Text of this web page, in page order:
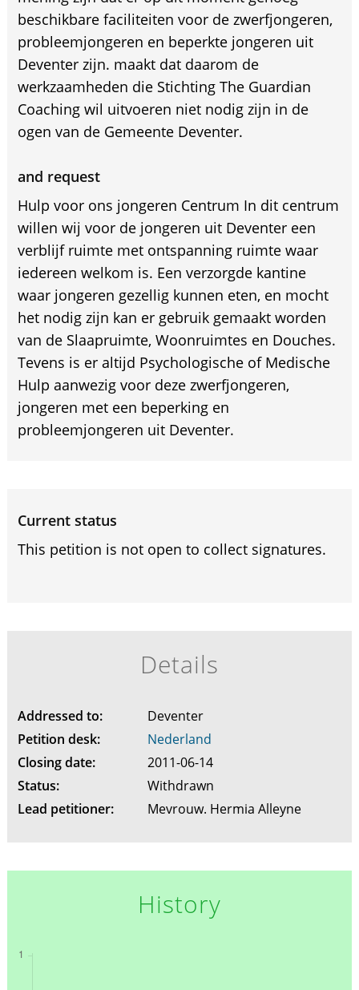
beschikbare faciliteiten voor de zwerfjongeren,
probleemjongeren en beperkte jongeren uit
Deventer zijn. maakt dat daarom de
werkzaamheden die Stichting The Guardian
Coaching wil uitvoeren niet nodig zijn in de
ogen van de Gemeente Deventer.
and request
Hulp voor ons jongeren Centrum In dit centrum
willen wij voor de jongeren uit Deventer een
verblijf ruimte met ontspanning ruimte waar
iedereen welkom is. Een verzorgde kantine
waar jongeren gezellig kunnen eten, en mocht
het nodig zijn kan er gebruik gemaakt worden
van de Slaapruimte, Woonruimtes en Douches.
Tevens is er altijd Psychologische of Medische
Hulp aanwezig voor deze zwerfjongeren,
jongeren met een beperking en
probleemjongeren uit Deventer.
Current status
This petition is not open to collect signatures.
Details
Addressed to:
Deventer
Petition desk:
Nederland
Closing date:
2011-06-14
Status:
Withdrawn
Lead petitioner:
Mevrouw. Hermia Alleyne
History